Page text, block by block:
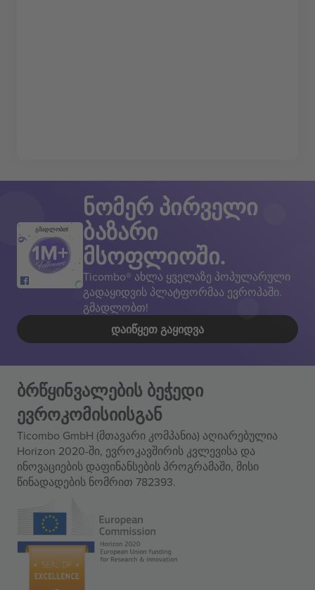
გმადლობთ!
ნომერ პირველი
ბაზარი
მსოფლიოში.
Ticombo® ახლა ყველაზე პოპულარული
გადაყიდვის პლატფორმაა ევროპაში.
გმადლობთ!
ᲓᲐᲘᲬᲧᲔᲗ ᲒᲐᲧᲘᲓᲕᲐ
ბრწყინვალების ბეჭედი
ევროკომისიისგან
Ticombo GmbH (მთავარი კომპანია) აღიარებულია
Horizon 2020-ში, ევროკავშირის კვლევისა და
ინოვაციების დაფინანსების პროგრამაში, მისი
წინადადების ნომრით 782393.